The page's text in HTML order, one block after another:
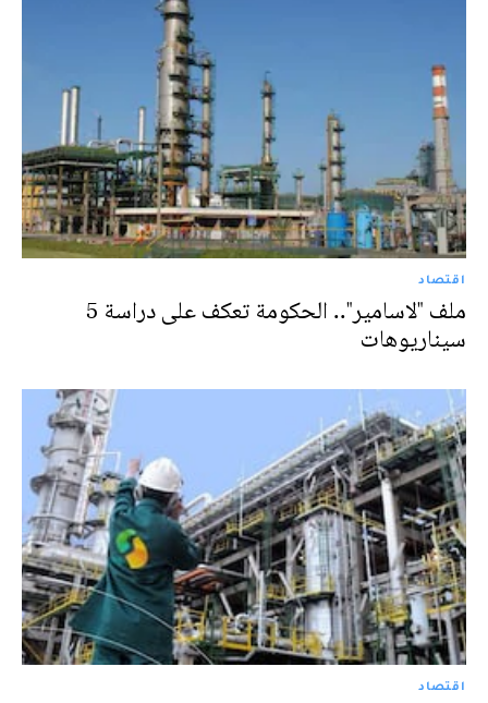
اقتصاد
ملف "لاسامير".. الحكومة تعكف على دراسة 5
سيناريوهات
اقتصاد